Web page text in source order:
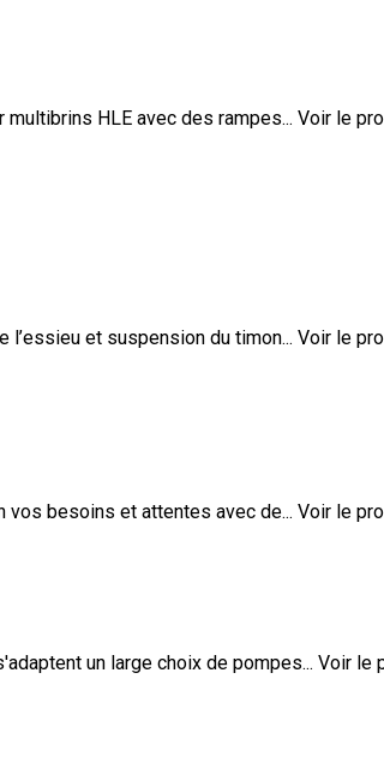
HLE avec des rampes... Voir le
l’essieu et suspension du timon... Voir le
vos besoins et attentes avec de... Voir le
un large choix de pompes... Voir le